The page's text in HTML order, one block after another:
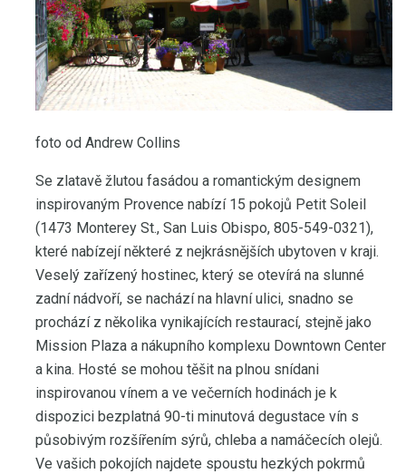
foto od Andrew Collins
Se zlatavě žlutou fasádou a romantickým designem
inspirovaným Provence nabízí 15 pokojů Petit Soleil
(1473 Monterey St., San Luis Obispo, 805-549-0321),
které nabízejí některé z nejkrásnějších ubytoven v kraji.
Veselý zařízený hostinec, který se otevírá na slunné
zadní nádvoří, se nachází na hlavní ulici, snadno se
prochází z několika vynikajících restaurací, stejně jako
Mission Plaza a nákupního komplexu Downtown Center
a kina. Hosté se mohou těšit na plnou snídani
inspirovanou vínem a ve večerních hodinách je k
dispozici bezplatná 90-ti minutová degustace vín s
působivým rozšířením sýrů, chleba a namáčecích olejů.
Ve vašich pokojích najdete spoustu hezkých pokrmů